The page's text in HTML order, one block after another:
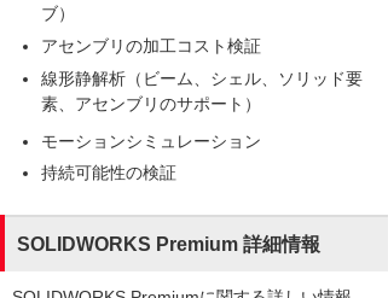
ブ）
アセンブリの加工コスト検証
線形静解析（ビーム、シェル、ソリッド要
素、アセンブリのサポート）
モーションシミュレーション
持続可能性の検証
SOLIDWORKS Premium 詳細情報